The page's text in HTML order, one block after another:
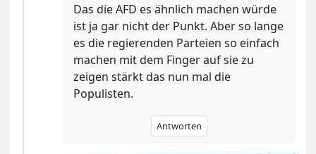
Das die AFD es ähnlich machen würde
ist ja gar nicht der Punkt. Aber so lange
es die regierenden Parteien so einfach
machen mit dem Finger auf sie zu
zeigen stärkt das nun mal die
Populisten.
Antworten